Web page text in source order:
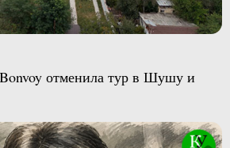
отменила тур в Шушу и